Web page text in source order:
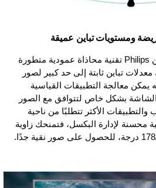
تستخدم شاشة MVA LED من Philips تقنية محاذاة عمودية متطورة
تباين ثابتة إلى حد كبير لصور
يمكن معالجة التطبيقات القياسية
بشكل خاص لتتوافق مع الصور
والتطبيقات الأكثر تتطلبًا من ناحية
محسنة لإدارة البكسل، فتمنحك زاوية